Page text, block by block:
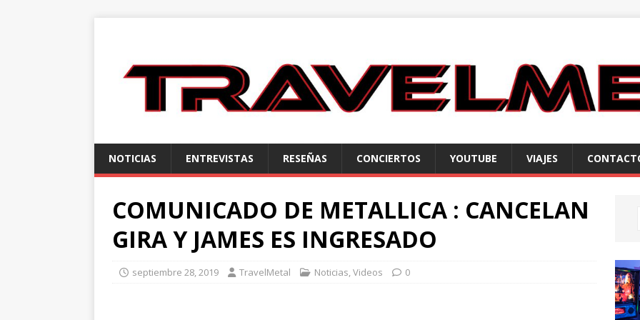
NOTICIAS ENTREVISTAS RESEÑAS CONCIERTOS YOUTUBE VIAJES
COMUNICADO DE METALLICA : CANCELAN
GIRA Y JAMES ES INGRESADO
septiembre 28, 2019 TravelMetal Noticias,Videos 0